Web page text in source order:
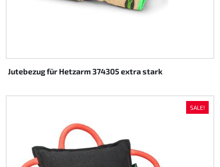
Jutebezug für Hetzarm 374305 extra stark
SALE!